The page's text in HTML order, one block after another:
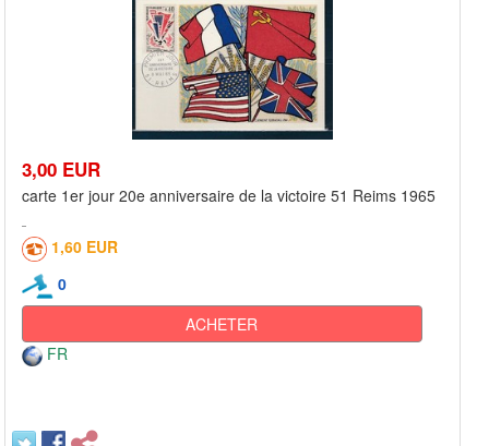
3,00 EUR
carte 1er jour 20e anniversaire de la victoire 51 Reims 1965
1,60 EUR
0
ACHETER
FR